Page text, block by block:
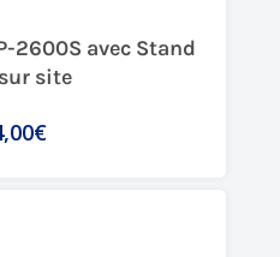
2600S avec Stand
site